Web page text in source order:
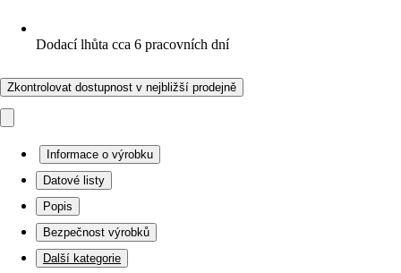
Dodací lhůta cca 6 pracovních dní
Zkontrolovat dostupnost v nejbližší prodejně
Informace o výrobku
Datové listy
Popis
Bezpečnost výrobků
Další kategorie